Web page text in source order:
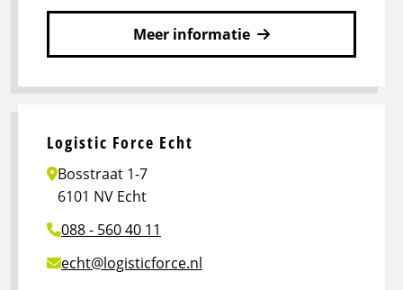
Meer informatie
meer
Logistic
Force
Deventer
Logistic Force Echt
Bosstraat 1-7
6101 NV Echt
088 - 560 40 11
echt@logisticforce.nl